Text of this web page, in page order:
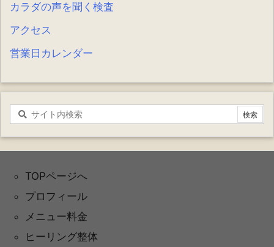
カラダの声を聞く検査
アクセス
営業日カレンダー
TOPページへ
プロフィール
メニュー料金
ヒーリング整体